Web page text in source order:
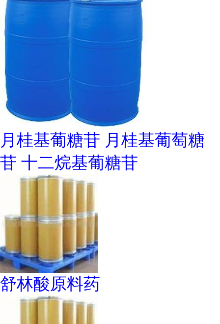
月桂基葡糖苷 月桂基葡萄糖
苷 十二烷基葡糖苷
舒林酸原料药